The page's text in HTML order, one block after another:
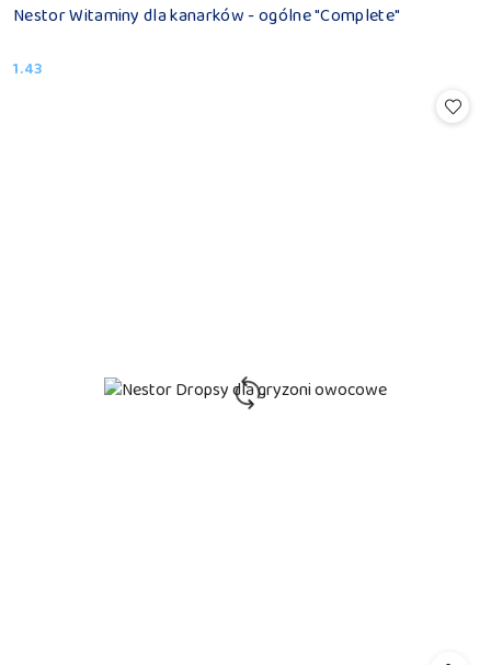
Nestor Witaminy dla kanarków - ogólne "Complete"
Cena:
1.43